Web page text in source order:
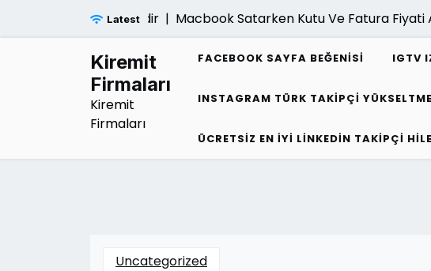
Latest
Belirtileri Nelerdir |Macbook Satarken Kutu Ve Fatura Fiyati
Kiremit
Firmaları
Kiremit
Firmaları
FACEBOOK SAYFA BEĞENISI IGTV
INSTAGRAM TÜRK TAKIPÇI
ÜCRETSIZ EN İYI LINKEDIN TAKIPÇI
Uncategorized